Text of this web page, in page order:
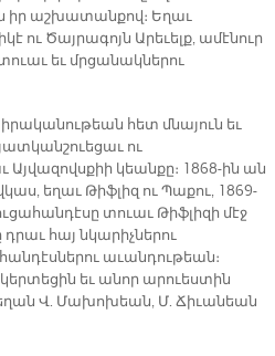
իր աշխատանքով։ Եղաւ
ու Ծայրագոյն Արեւելք, ամէնուր
եւ մրցանակներու
իրականութեան հետ մնայուն եւ
ու
կեանքը։ 1868-ին ան
եղաւ Թիֆլիզ ու Պաքու, 1869-
տուաւ Թիֆլիզի մէջ
դրաւ հայ նկարիչներու
աւանդութեան։
եւ անոր արուեստին
Վ. Մախոխեան, Մ. Ճիւանեան